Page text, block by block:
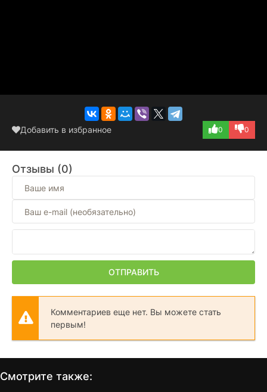
Добавить в избранное 0 0
Отзывы (0)
ОТПРАВИТЬ
Комментариев еще нет. Вы можете стать
первым!
Смотрите также: